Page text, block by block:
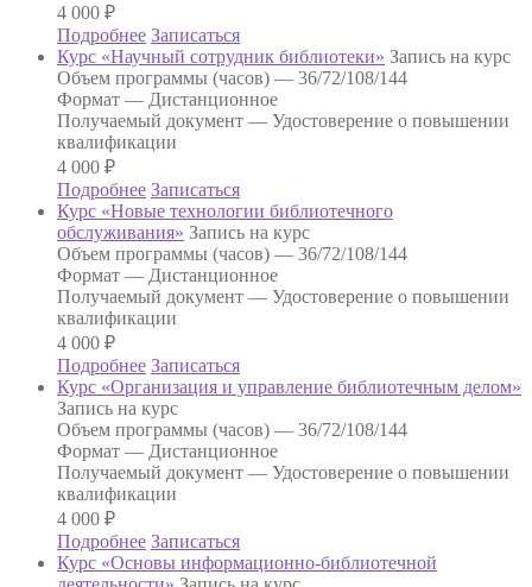
4 000 ₽
Подробнее Записаться
Курс «Научный сотрудник библиотеки» Запись на курс
Объем программы (часов) — 36/72/108/144
Формат — Дистанционное
Получаемый документ — Удостоверение о повышении
квалификации
4 000 ₽
Подробнее Записаться
Курс «Новые технологии библиотечного
обслуживания» Запись на курс
Объем программы (часов) — 36/72/108/144
Формат — Дистанционное
Получаемый документ — Удостоверение о повышении
квалификации
4 000 ₽
Подробнее Записаться
Курс «Организация и управление библиотечным делом»
Запись на курс
Объем программы (часов) — 36/72/108/144
Формат — Дистанционное
Получаемый документ — Удостоверение о повышении
квалификации
4 000 ₽
Подробнее Записаться
Курс «Основы информационно-библиотечной